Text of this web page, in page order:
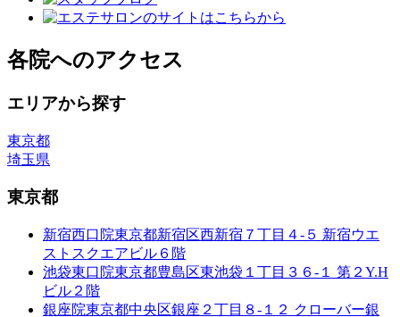
各院へのアクセス
エリアから探す
東京都
埼玉県
東京都
新宿西口院東京都新宿区西新宿７丁目４-５ 新宿ウエ
ストスクエアビル６階
池袋東口院東京都豊島区東池袋１丁目３６-１ 第２Y.H
ビル２階
銀座院東京都中央区銀座２丁目８-１２ クローバー銀